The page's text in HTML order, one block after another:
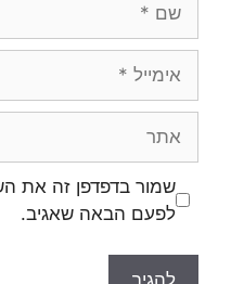
שמור בדפדפן זה את
לפעם הבאה שאגיב.